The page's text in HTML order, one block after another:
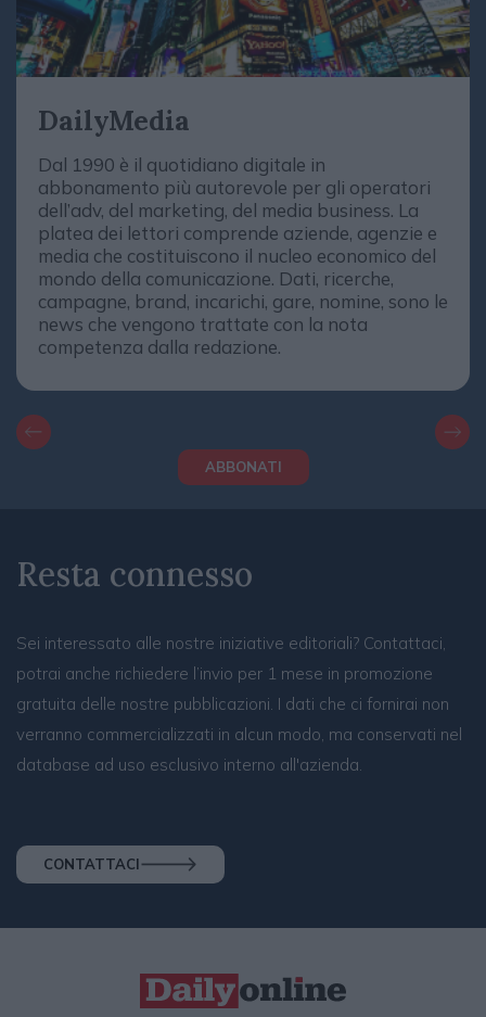
DailyMedia
Dal 1990 è il quotidiano digitale in
abbonamento più autorevole per gli operatori
dell’adv, del marketing, del media business. La
platea dei lettori comprende aziende, agenzie e
media che costituiscono il nucleo economico del
mondo della comunicazione. Dati, ricerche,
campagne, brand, incarichi, gare, nomine, sono le
news che vengono trattate con la nota
competenza dalla redazione.
ABBONATI
Resta connesso
Sei interessato alle nostre iniziative editoriali? Contattaci,
potrai anche richiedere l’invio per 1 mese in promozione
gratuita delle nostre pubblicazioni. I dati che ci fornirai non
verranno commercializzati in alcun modo, ma conservati nel
database ad uso esclusivo interno all'azienda.
CONTATTACI